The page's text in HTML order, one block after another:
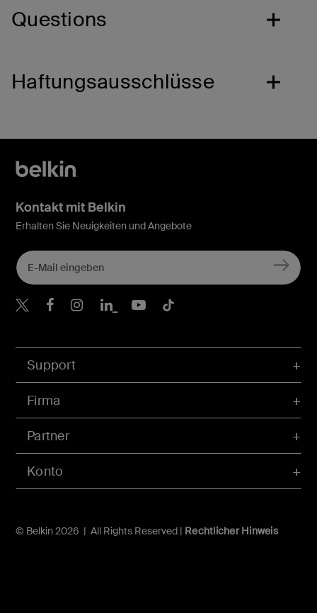
Questions
Haftungsausschlüsse
Konto
Support
Firma
Partner
© Belkin 2026 | All Rights Reserved | Rechtlicher Hinweis
Kontakt mit Belkin
Erhalten Sie Neuigkeiten und Angebote
Belkin Twitter
Belkin Facebook
Belkin Instagram
Belkin LinkedIn
Belkin Youtube
Belkin TikTok